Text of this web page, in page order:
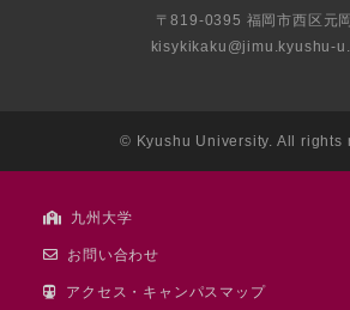
〒819-0395 福岡市西区元
kisykikaku@jimu.kyushu-
© Kyushu University. All rights
九州大学
お問い合わせ
アクセス・キャンパスマップ